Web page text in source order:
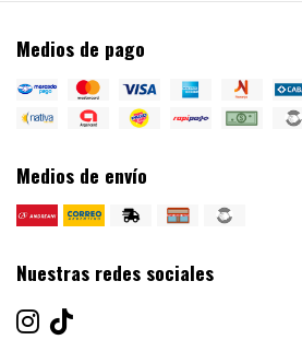
Medios de pago
Medios de envío
Nuestras redes sociales